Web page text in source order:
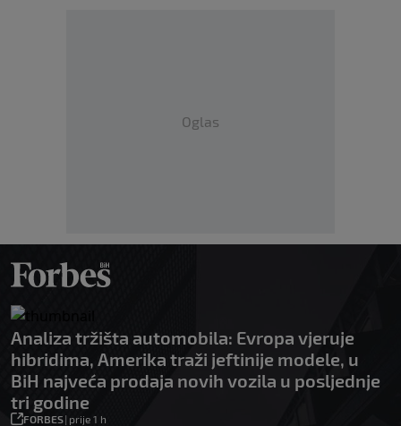
Oglas
Analiza tržišta automobila: Evropa vjeruje
hibridima, Amerika traži jeftinije modele, u
BiH najveća prodaja novih vozila u posljednje
tri godine
FORBES| prije 1 h